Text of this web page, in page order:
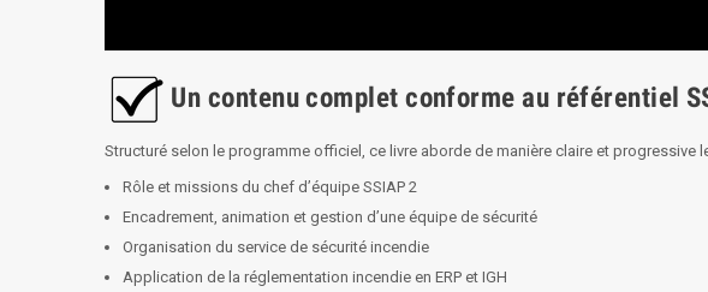
Un contenu complet conforme au référentiel
Structuré selon le programme officiel, ce livre aborde de manière claire et progressive
Rôle et missions du chef d’équipe SSIAP 2
Encadrement, animation et gestion d’une équipe de sécurité
Organisation du service de sécurité incendie
Application de la réglementation incendie en ERP et IGH